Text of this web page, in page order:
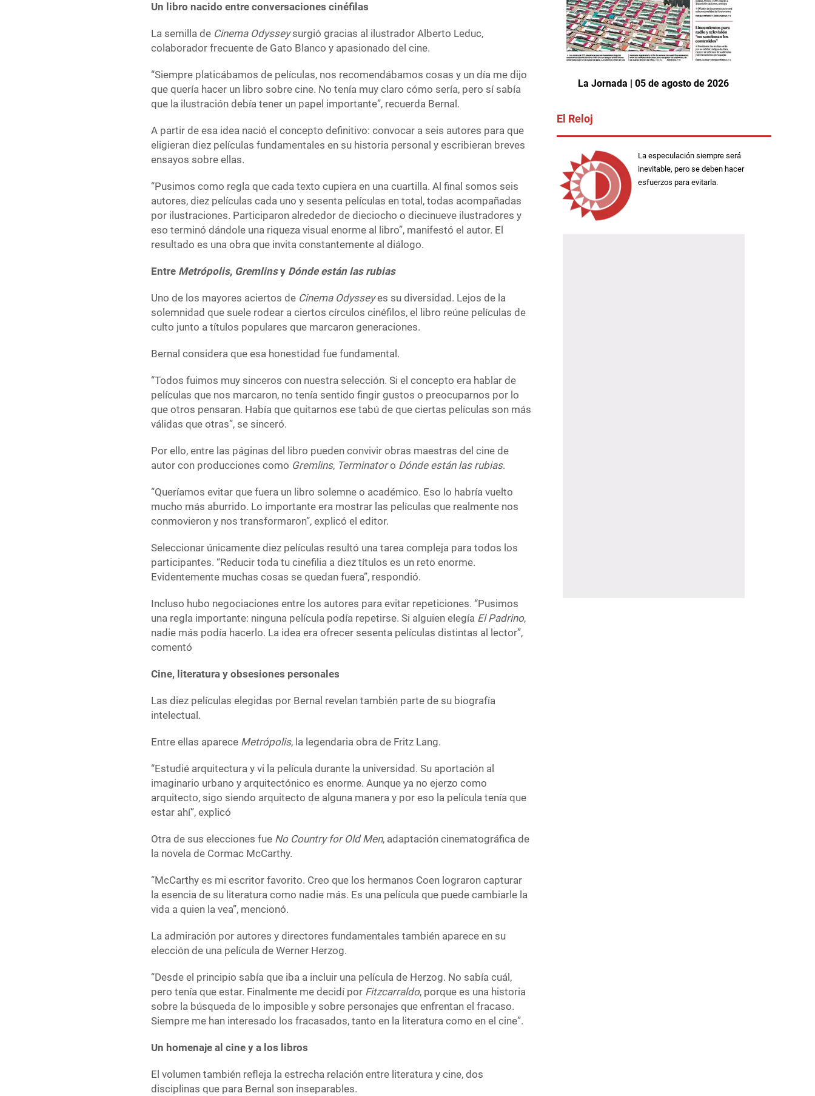
Un libro nacido entre conversaciones cinéfilas
La semilla de Cinema Odysseysurgió gracias al ilustrador Alberto Leduc,
colaborador frecuente de Gato Blanco y apasionado del cine.
“Siempre platicábamos de películas, nos recomendábamos cosas y un día me dijo
que quería hacer un libro sobre cine. No tenía muy claro cómo sería, pero sí sabía
que la ilustración debía tener un papel importante”, recuerda Bernal.
A partir de esa idea nació el concepto definitivo: convocar a seis autores para que
eligieran diez películas fundamentales en su historia personal y escribieran breves
ensayos sobre ellas.
“Pusimos como regla que cada texto cupiera en una cuartilla. Al final somos seis
autores, diez películas cada uno y sesenta películas en total, todas acompañadas
por ilustraciones. Participaron alrededor de dieciocho o diecinueve ilustradores y
eso terminó dándole una riqueza visual enorme al libro”, manifestó el autor. El
resultado es una obra que invita constantemente al diálogo.
Entre Metrópolis, Gremlinsy Dónde están las rubias
Uno de los mayores aciertos de Cinema Odysseyes su diversidad. Lejos de la
solemnidad que suele rodear a ciertos círculos cinéfilos, el libro reúne películas de
culto junto a títulos populares que marcaron generaciones.
Bernal considera que esa honestidad fue fundamental.
“Todos fuimos muy sinceros con nuestra selección. Si el concepto era hablar de
películas que nos marcaron, no tenía sentido fingir gustos o preocuparnos por lo
que otros pensaran. Había que quitarnos ese tabú de que ciertas películas son más
válidas que otras”, se sinceró.
Por ello, entre las páginas del libro pueden convivir obras maestras del cine de
autor con producciones como Gremlins, Terminatoro Dónde están las rubias.
“Queríamos evitar que fuera un libro solemne o académico. Eso lo habría vuelto
mucho más aburrido. Lo importante era mostrar las películas que realmente nos
conmovieron y nos transformaron”, explicó el editor.
Seleccionar únicamente diez películas resultó una tarea compleja para todos los
participantes. “Reducir toda tu cinefilia a diez títulos es un reto enorme.
Evidentemente muchas cosas se quedan fuera”, respondió.
Incluso hubo negociaciones entre los autores para evitar repeticiones. “Pusimos
una regla importante: ninguna película podía repetirse. Si alguien elegía El Padrino,
nadie más podía hacerlo. La idea era ofrecer sesenta películas distintas al lector”,
comentó
Cine, literatura y obsesiones personales
Las diez películas elegidas por Bernal revelan también parte de su biografía
intelectual.
Entre ellas aparece Metrópolis, la legendaria obra de Fritz Lang.
“Estudié arquitectura y vi la película durante la universidad. Su aportación al
imaginario urbano y arquitectónico es enorme. Aunque ya no ejerzo como
arquitecto, sigo siendo arquitecto de alguna manera y por eso la película tenía que
estar ahí”, explicó
Otra de sus elecciones fue No Country for Old Men, adaptación cinematográfica de
la novela de Cormac McCarthy.
“McCarthy es mi escritor favorito. Creo que los hermanos Coen lograron capturar
la esencia de su literatura como nadie más. Es una película que puede cambiarle la
vida a quien la vea”, mencionó.
La admiración por autores y directores fundamentales también aparece en su
elección de una película de Werner Herzog.
“Desde el principio sabía que iba a incluir una película de Herzog. No sabía cuál,
pero tenía que estar. Finalmente me decidí por Fitzcarraldo, porque es una historia
sobre la búsqueda de lo imposible y sobre personajes que enfrentan el fracaso.
Siempre me han interesado los fracasados, tanto en la literatura como en el cine”.
Un homenaje al cine y a los libros
El volumen también refleja la estrecha relación entre literatura y cine, dos
disciplinas que para Bernal son inseparables.
La Jornada | 05 de agosto de 2026
El Reloj
La especulación siempre será
inevitable, pero se deben hacer
esfuerzos para evitarla.